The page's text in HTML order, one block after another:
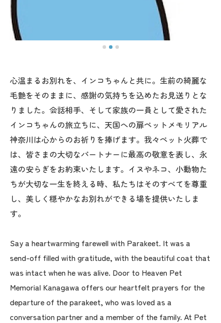
心温まるお別れを、インコちゃんと共に。生前の綺麗な
毛艶をそのままに、感謝の気持ちを込めたお見送りとな
りました。会話相手、そして家族の一員として愛された
インコちゃんの旅立ちに、天国への扉ペットメモリアル
神奈川は心からのお祈りを捧げます。我々ペット火葬で
は、皆さまの大切なパートナーに最高の敬意を表し、永
遠の安らぎをお約束いたします。イヌやネコ、小動物た
ちが大切な一生を終える時、私たちはそのすべてを尊重
し、美しく穏やかなお別れができる場を提供いたしま
す。
Say a heartwarming farewell with Parakeet. It was a
send-off filled with gratitude, with the beautiful coat that
was intact when he was alive. Door to Heaven Pet
Memorial Kanagawa offers our heartfelt prayers for the
departure of the parakeet, who was loved as a
conversation partner and a member of the family. At Pet